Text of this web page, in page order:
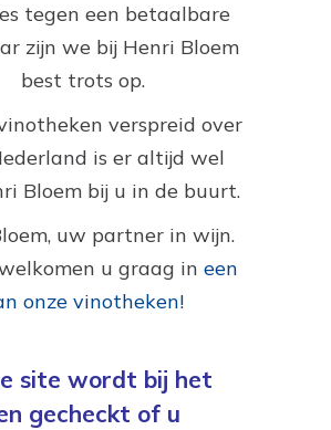
tegen een betaalbare
zijn we bij Henri Bloem
best trots op.
verspreid over
is er altijd wel
Bloem bij u in de buurt.
uw partner in wijn.
u graag in een
onze vinotheken!
site wordt bij het
gecheckt of u